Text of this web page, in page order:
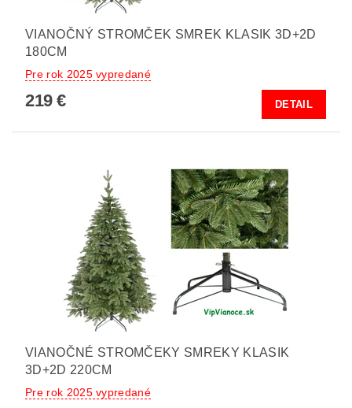
VIANOČNÝ STROMČEK SMREK KLASIK 3D+2D
180CM
Pre rok 2025 vypredané
219 € DETAIL
VIANOČNÉ STROMČEKY SMREKY KLASIK
3D+2D 220CM
Pre rok 2025 vypredané